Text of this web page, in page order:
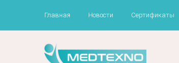
Главная Новости Сертификаты